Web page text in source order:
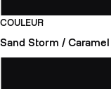
COULEUR
Sand Storm / Caramel